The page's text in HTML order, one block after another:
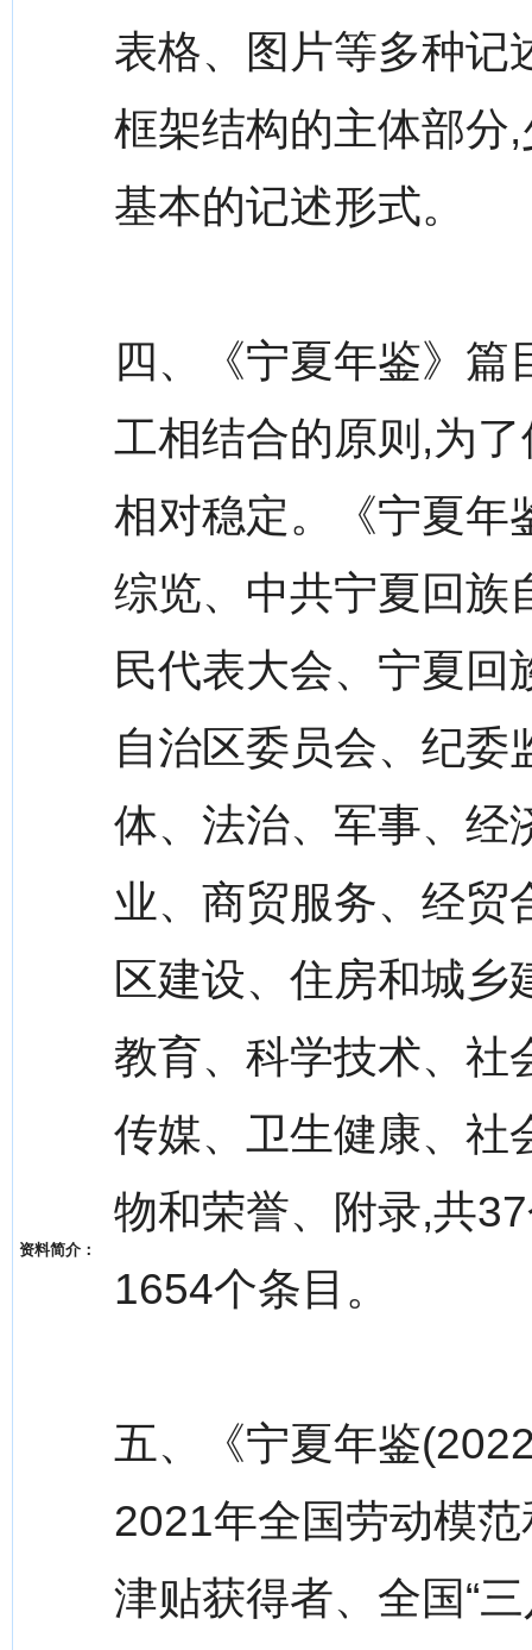
资料简介：
表格、图片等多种记
框架结构的主体部分
基本的记述形式。
四、《宁夏年鉴》
工相结合的原则,为
相对稳定。《宁夏年
综览、中共宁夏回族
民代表大会、宁夏回
自治区委员会、纪委
体、法治、军事、经
业、商贸服务、经贸
区建设、住房和城
教育、科学技术、社
传媒、卫生健康、社
物和荣誉、附录,共
1654个条目。
五、《宁夏年鉴
2021年全国劳动模
津贴获得者、全国“